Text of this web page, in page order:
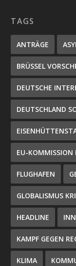
TAGS
ANTRÄGE
BRÜSSEL
DEUTSCHE
DEUTSCHLAND
EU-KOMMISSION
FLUGHAFEN
GLOBALISMUS
HEADLINE
KAMPF GEGEN
KLIMA